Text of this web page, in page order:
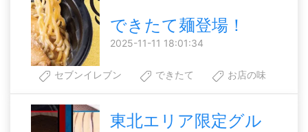
できたて麺登場！
2025-11-11 18:01:34
セブンイレブン できたて お店の味
東北エリア限定グル